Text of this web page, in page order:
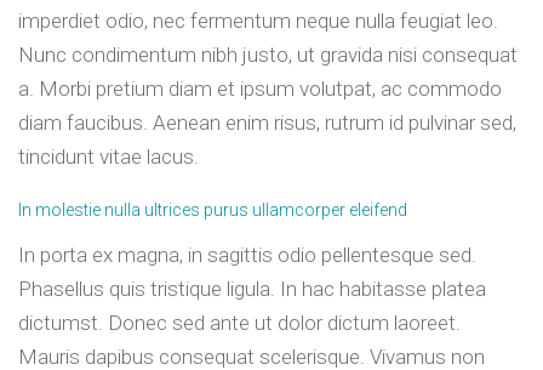
imperdiet odio, nec fermentum neque nulla feugiat leo.
Nunc condimentum nibh justo, ut gravida nisi consequat
a. Morbi pretium diam et ipsum volutpat, ac commodo
diam faucibus. Aenean enim risus, rutrum id pulvinar sed,
tincidunt vitae lacus.
In molestie nulla ultrices purus ullamcorper eleifend
In porta ex magna, in sagittis odio pellentesque sed.
Phasellus quis tristique ligula. In hac habitasse platea
dictumst. Donec sed ante ut dolor dictum laoreet.
Mauris dapibus consequat scelerisque. Vivamus non